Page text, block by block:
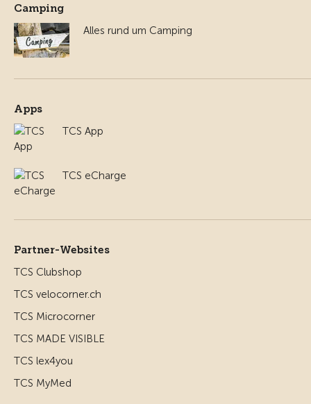
Camping
Alles rund um Camping
Apps
TCS App
TCS eCharge
Partner-Websites
TCS Clubshop
TCS velocorner.ch
TCS Microcorner
TCS MADE VISIBLE
TCS lex4you
TCS MyMed